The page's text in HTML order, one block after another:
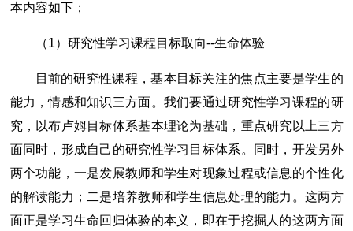
本内容如下；
（1）研究性学习课程目标取向--生命体验
目前的研究性课程，基本目标关注的焦点主要是学生的
能力，情感和知识三方面。我们要通过研究性学习课程的研
究，以布卢姆目标体系基本理论为基础，重点研究以上三方
面同时，形成自己的研究性学习目标体系。同时，开发另外
两个功能，一是发展教师和学生对现象过程或信息的个性化
的解读能力；二是培养教师和学生信息处理的能力。这两方
面正是学习生命回归体验的本义，即在于挖掘人的这两方面